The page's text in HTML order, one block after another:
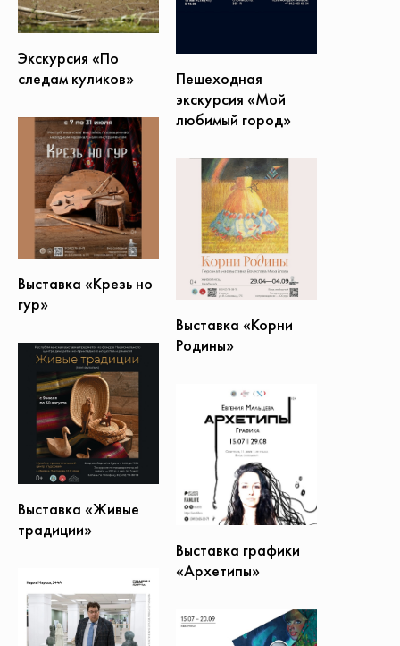
Экскурсия «По
следам куликов»
Пешеходная
экскурсия «Мой
любимый город»
Выставка «Крезь но
гур»
Выставка «Корни
Родины»
Выставка «Живые
традиции»
Выставка графики
«Архетипы»